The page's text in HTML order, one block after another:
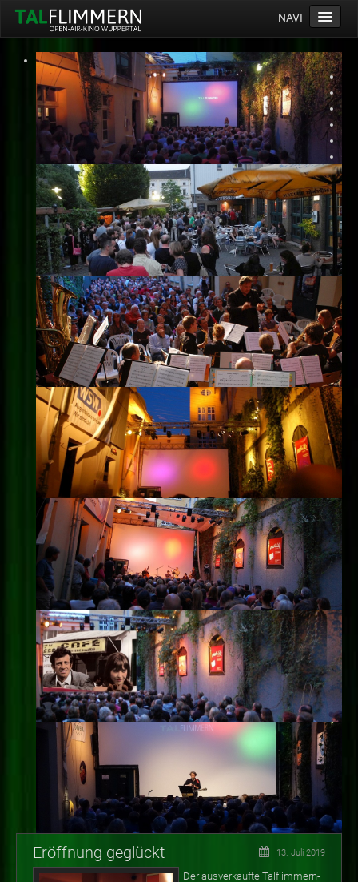
NAVI
Home
Programm
Service
Ticketinfos
Ort
Anreise
Wetter
Kinogutschein
Konzept
Archiv
Kontakt
Impressum
Datenschutz
Eröffnung geglückt 13. Juli 2019
Der ausverkaufte Talflimmern-